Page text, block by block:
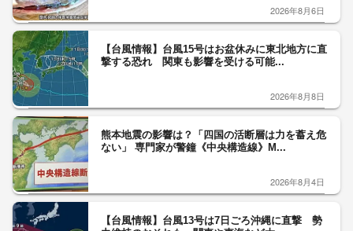
2026年8月6日
【台風情報】台風15号はお盆休みに東北地方に直
撃する恐れ 関東も影響を受ける可能...
2026年8月8日
熊本地震の影響は？「四国の活断層は力を蓄え危
ない」 専門家が警鐘《中央構造線》M...
2026年8月4日
【台風情報】台風13号は7日ごろ沖縄に直撃 勢